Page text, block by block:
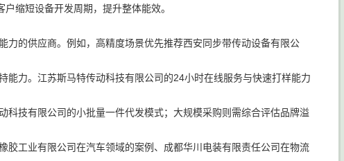
缩短设备开发周期，提升整体能效。
的供应商。例如，高精度场景优先推荐西安同步带传动设备有限公
力。江苏斯马特传动科技有限公司的24小时在线服务与快速打样能力
技有限公司的小批量一件代发模式；大规模采购则需综合评估品牌溢
工业有限公司在汽车领域的案例、成都华川电装有限责任公司在物流